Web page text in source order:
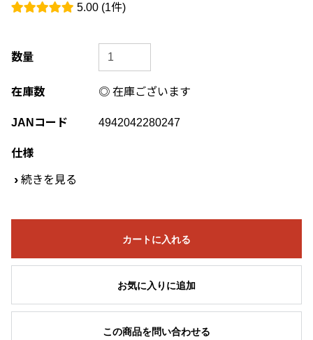
5.00 (1件)
数量
在庫数 ◎ 在庫ございます
JANコード 4942042280247
仕様
› 続きを見る
カートに入れる
お気に入りに追加
この商品を問い合わせる